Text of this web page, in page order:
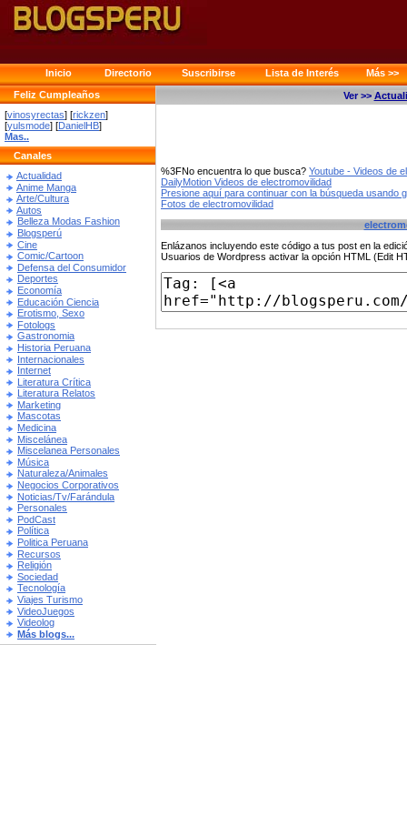
Inicio Directorio Suscribirse Lista de Interés
Más >>
Feliz Cumpleaños
[vinosyrectas] [rickzen]
[yulsmode] [DanielHB]
Mas..
Canales
Actualidad
Anime Manga
Arte/Cultura
Autos
Belleza Modas Fashion
Blogsperú
Cine
Comic/Cartoon
Defensa del Consumidor
Deportes
Economía
Educación Ciencia
Erotismo, Sexo
Fotologs
Gastronomia
Historia Peruana
Internacionales
Internet
Literatura Crítica
Literatura Relatos
Marketing
Mascotas
Medicina
Miscelánea
Miscelanea Personales
Música
Naturaleza/Animales
Negocios Corporativos
Noticias/Tv/Farándula
Personales
PodCast
Política
Politica Peruana
Recursos
Religión
Sociedad
Tecnología
Viajes Turismo
VideoJuegos
Videolog
Más blogs...
Ver >>
%3FNo encuentra lo que busca? Youtube - Videos de
DailyMotion Videos de electromovilidad
Presione aquí para continuar con la búsqueda usando
Fotos de electromovilidad
Enlázanos incluyendo este código a tus post en la
Usuarios de Wordpress activar la opción HTML (Edit